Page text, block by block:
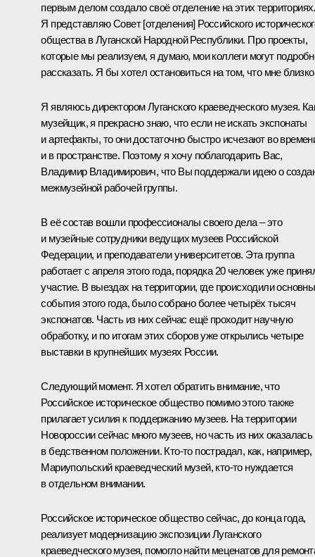
первым делом создало своё отделение на этих территориях.
Я представляю Совет [отделения] Российского
общества в Луганской Народной Республики. Про проекты,
которые мы реализуем, я думаю, мои коллеги могут
рассказать. Я бы хотел остановиться на том, что мне
Я являюсь директором Луганского краеведческого музея.
музейщик, я прекрасно знаю, что если не искать экспонаты
и артефакты, то они достаточно быстро исчезают во
и в пространстве. Поэтому я хочу поблагодарить Вас,
Владимир Владимирович, что Вы поддержали идею о
межмузейной рабочей группы.
В её состав вошли профессионалы своего дела – это
и музейные сотрудники ведущих музеев Российской
Федерации, и преподаватели университетов. Эта группа
работает с апреля этого года, порядка 20 человек уже
участие. В выездах на территории, где происходили
события этого года, было собрано более четырёх тысяч
экспонатов. Часть из них сейчас ещё проходит научную
обработку, и по итогам этих сборов уже открылись четыре
выставки в крупнейших музеях России.
Следующий момент. Я хотел обратить внимание, что
Российское историческое общество помимо этого также
прилагает усилия к поддержанию музеев. На территории
Новороссии сейчас много музеев, но часть из них оказалась
в бедственном положении. Кто-то пострадал, как, например,
Мариупольский краеведческий музей, кто-то нуждается
в отдельном внимании.
Российское историческое общество сейчас, до конца года,
реализует модернизацию экспозиции Луганского
краеведческого музея, помогло найти меценатов для